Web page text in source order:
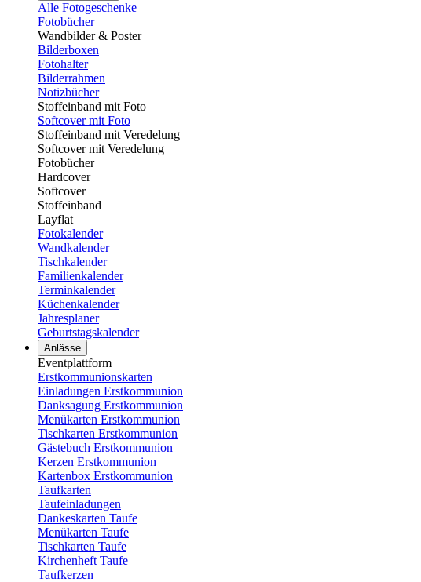
Alle Fotogeschenke
Fotobücher
Wandbilder & Poster
Bilderboxen
Fotohalter
Bilderrahmen
Notizbücher
Stoffeinband mit Foto
Softcover mit Foto
Stoffeinband mit Veredelung
Softcover mit Veredelung
Fotobücher
Hardcover
Softcover
Stoffeinband
Layflat
Fotokalender
Wandkalender
Tischkalender
Familienkalender
Terminkalender
Küchenkalender
Jahresplaner
Geburtstagskalender
Anlässe
Eventplattform
Erstkommunionskarten
Einladungen Erstkommunion
Danksagung Erstkommunion
Menükarten Erstkommunion
Tischkarten Erstkommunion
Gästebuch Erstkommunion
Kerzen Erstkommunion
Kartenbox Erstkommunion
Taufkarten
Taufeinladungen
Dankeskarten Taufe
Menükarten Taufe
Tischkarten Taufe
Kirchenheft Taufe
Taufkerzen